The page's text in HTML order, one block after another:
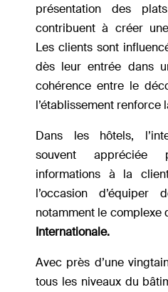
présentation des
contribuent à créer
Les clients sont
dès leur entrée dans
cohérence entre le
l’établissement renforce
Dans les hôtels,
souvent
informations à la
l’occasion d’équiper
notamment le complexe
Internationale.
Avec près d’une
tous les niveaux du